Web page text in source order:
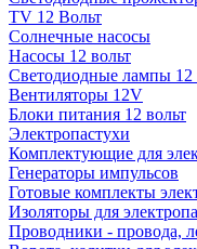
TV 12 Вольт
Солнечные насосы
Насосы 12 вольт
Светодиодные лампы 12
Вентиляторы 12V
Блоки питания 12 вольт
Электропастухи
Комплектующие для
Генераторы импульсов
Готовые комплекты
Изоляторы для
Проводники - провода,